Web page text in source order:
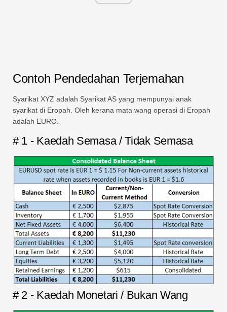
Contoh Pendedahan Terjemahan
Syarikat XYZ adalah Syarikat AS yang mempunyai anak
syarikat di Eropah. Oleh kerana mata wang operasi di Eropah
adalah EURO.
# 1 - Kaedah Semasa / Tidak Semasa
# 2 - Kaedah Monetari / Bukan Wang